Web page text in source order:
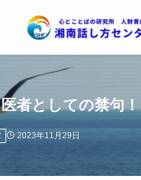
医者としての禁句！
2023年11月29日